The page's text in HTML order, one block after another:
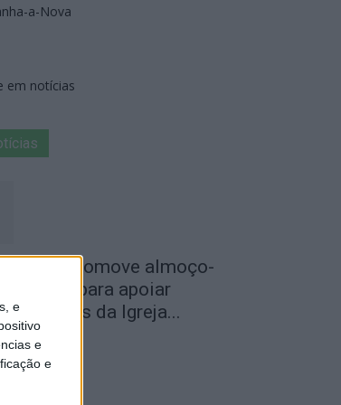
e
e
e
a-Velha promove almoço-
para apoiar
altares da Igreja...